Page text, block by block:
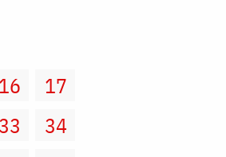
16
17
33
34